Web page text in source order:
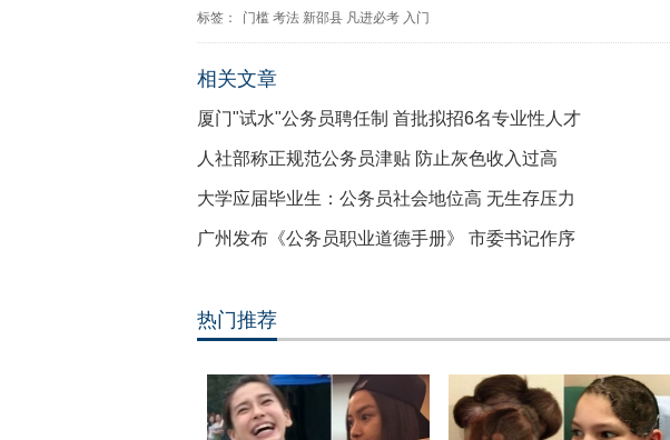
标签： 门槛 考法 新邵县 凡进必考 入门
相关文章
厦门"试水"公务员聘任制 首批拟招6名专业性人才
人社部称正规范公务员津贴 防止灰色收入过高
大学应届毕业生：公务员社会地位高 无生存压力
广州发布《公务员职业道德手册》 市委书记作序
热门推荐